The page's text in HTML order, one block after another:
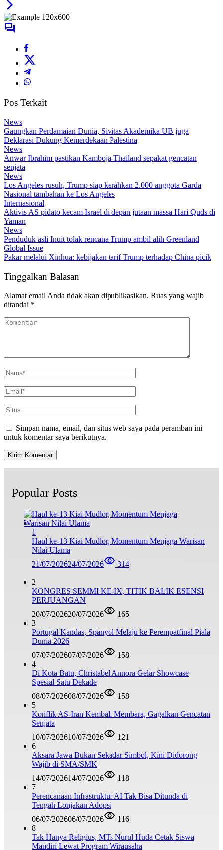
Pos Terkait
News
Gaungkan Perdamaian Dunia, Sivitas Akademika UB juga
Deklarasi Dukung Kemerdekaan Palestina
News
Anwar Ibrahim pastikan Kamboja-Thailand sepakat gencatan
senjata
News
Los Angeles rusuh, Trump siap kerahkan 2.000 anggota Garda
Nasional tambahan ke Los Angeles
Internasional
Aktivis AS pidato kecam Israel di depan jutaan massa Hari Quds di
Yaman
News
Penduduk asli Inuit tolak rencana Trump ambil alih Greenland
Global Issue
Pakar melalui Xinhua: kebijakan tarif Trump terhadap China picik
Tinggalkan Balasan
Alamat email Anda tidak akan dipublikasikan. Ruas yang wajib
ditandai *
Simpan nama, email, dan situs web saya pada peramban ini
untuk komentar saya berikutnya.
Popular Posts
1
Haul ke-13 Kiai Mudlor, Momentum Menjaga Warisan
Nilai Ulama
21/07/202624/07/2026 314
2
KONGRES SEMMI KE-IX, TITIK BALIK ESENSI
PERJUANGAN
20/07/202620/07/2026
165
3
Portugal Kandas, Spanyol Melaju ke Perempatfinal Piala
Dunia 2026
07/07/202607/07/2026
158
4
Di Kota Batu, Christabel Annora Gelar Showcase
Spesial Satu Dekade
08/07/202608/07/2026
158
5
Konflik AS-Iran Kembali Membara, Gagalkan Gencatan
Senjata
10/07/202610/07/2026
121
6
Aksara Jawa Bukan Sekadar Simbol, Kini Didorong
Wajib di SMA/SMK
14/07/202614/07/2026
118
7
Perencanaan Infrastruktur AI Tak Bisa Ditunda di
Tengah Lonjakan Adopsi
06/07/202606/07/2026
116
8
Tak Hanya Religius, MTs Nurul Huda Cetak Siswa
Mandiri Lewat Program Wirausaha